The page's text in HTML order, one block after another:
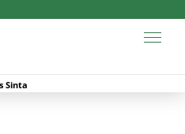
Sinta